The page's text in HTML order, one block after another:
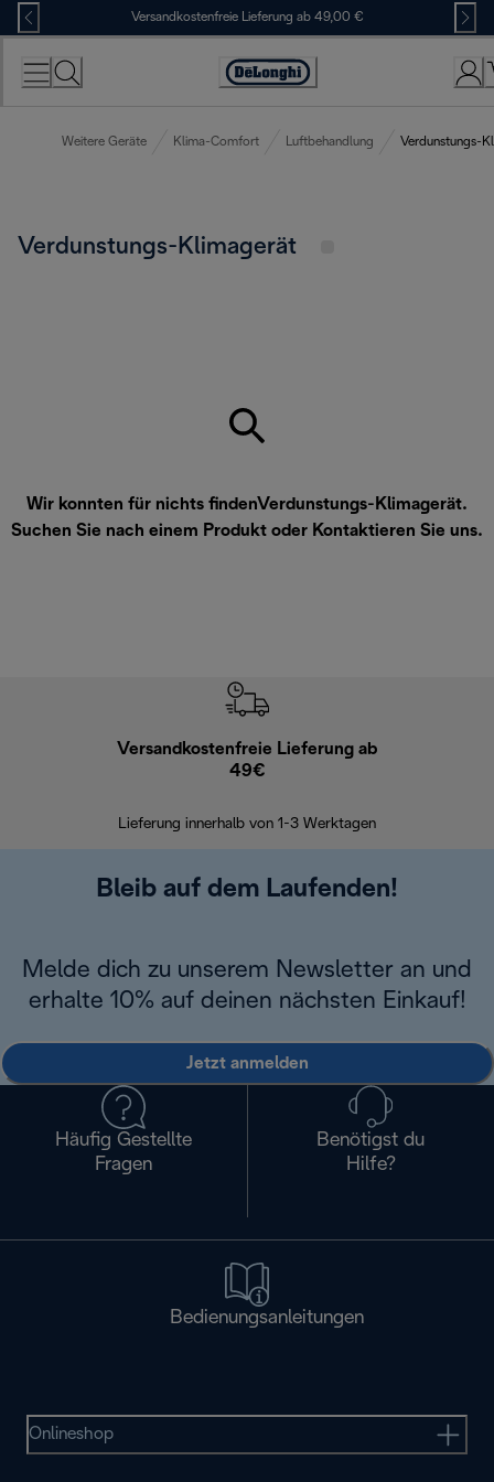
Skip
to
Content
Versandkostenfreie Lieferung ab 49,00 €
Erklärung
Zugänglichkeit
Weitere Geräte Klima-Comfort Luftbehandlung Verdunstungs-
Verdunstungs-Klimagerät
Wir konnten für nichts findenVerdunstungs-Klimagerät.
Suchen Sie nach einem Produkt oder Kontaktieren Sie uns.
Versandkostenfreie Lieferung ab
49€
Lieferung innerhalb von 1-3 Werktagen
Bleib auf dem Laufenden!
Melde dich zu unserem Newsletter an und
erhalte 10% auf deinen nächsten Einkauf!
Jetzt anmelden
Häufig Gestellte
Fragen
Benötigst du
Hilfe?
Bedienungsanleitungen
Onlineshop